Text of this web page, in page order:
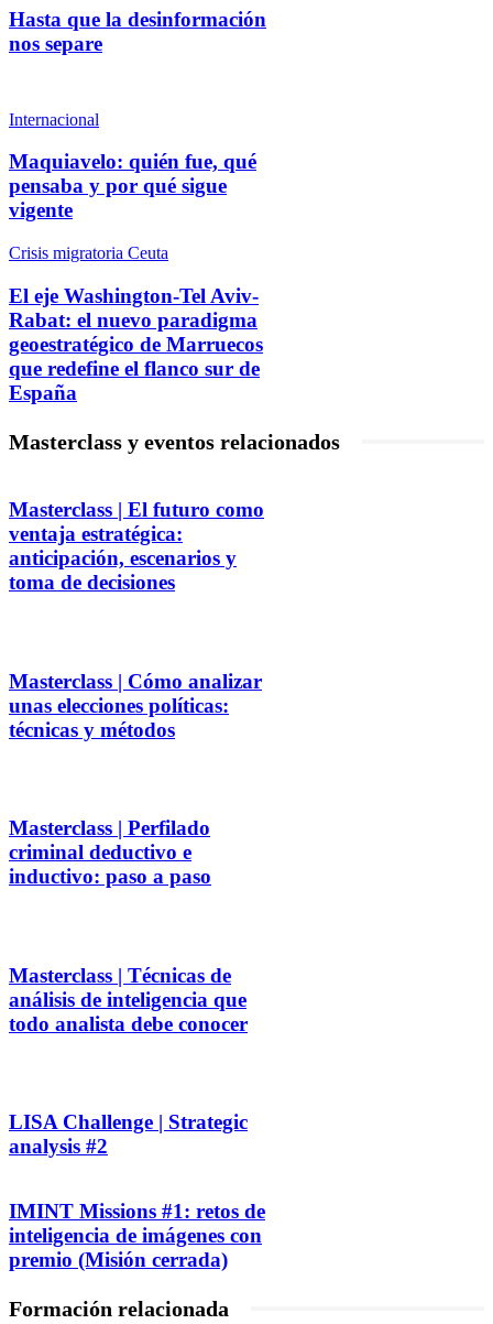
Hasta que la desinformación
nos separe
Internacional
Maquiavelo: quién fue, qué
pensaba y por qué sigue
vigente
Crisis migratoria Ceuta
El eje Washington-Tel Aviv-
Rabat: el nuevo paradigma
geoestratégico de Marruecos
que redefine el flanco sur de
España
Masterclass y eventos relacionados
Masterclass | El futuro como
ventaja estratégica:
anticipación, escenarios y
toma de decisiones
Masterclass | Cómo analizar
unas elecciones políticas:
técnicas y métodos
Masterclass | Perfilado
criminal deductivo e
inductivo: paso a paso
Masterclass | Técnicas de
análisis de inteligencia que
todo analista debe conocer
LISA Challenge | Strategic
analysis #2
IMINT Missions #1: retos de
inteligencia de imágenes con
premio (Misión cerrada)
Formación relacionada